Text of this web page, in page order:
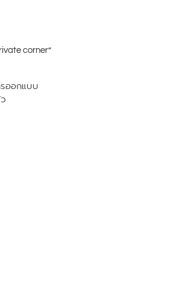
corner”
รออกแบบ